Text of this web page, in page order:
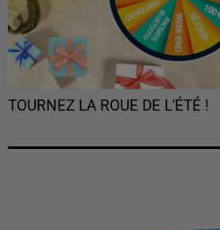
TOURNEZ LA ROUE DE L'ÉTÉ !